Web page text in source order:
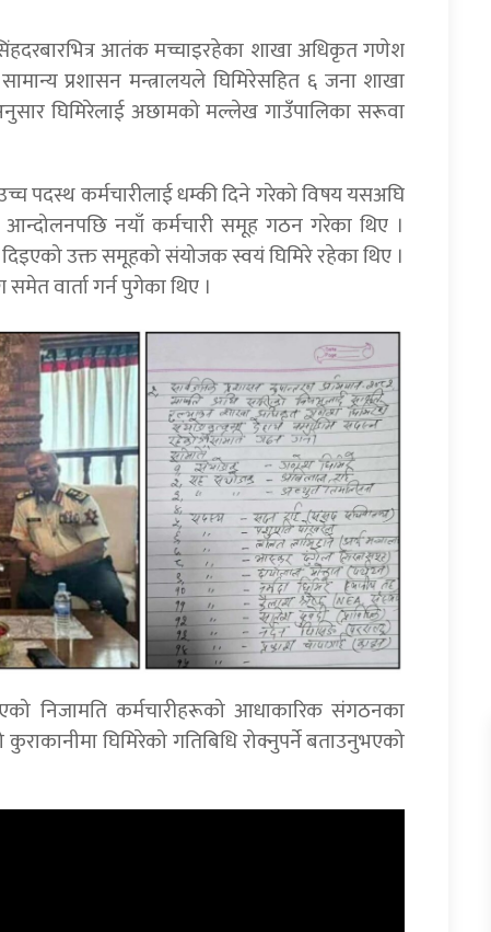
आतंक मच्चाइरहेका शाखा अधिकृत गणेश
प्रशासन मन्त्रालयले घिमिरेसहित ६ जना शाखा
घिमिरेलाई अछामको मल्लेख गाउँपालिका सरूवा
पदस्थ कर्मचारीलाई धम्की दिने गरेको विषय यसअघि
नयाँ कर्मचारी समूह गठन गरेका थिए ।
उक्त समूहको संयोजक स्वयं घिमिरे रहेका थिए ।
वार्ता गर्न पुगेका थिए ।
निजामति कर्मचारीहरूको आधाकारिक संगठनका
घिमिरेको गतिबिधि रोक्नुपर्ने बताउनुभएको